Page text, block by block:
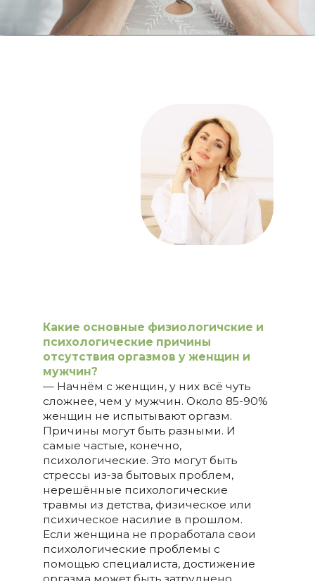
Какие основные физиологичские и
психологические причины
отсутствия оргазмов у женщин и
мужчин?
— Начнём с женщин, у них всё чуть
сложнее, чем у мужчин. Около 85-90%
женщин не испытывают оргазм.
Причины могут быть разными. И
самые частые, конечно,
психологические. Это могут быть
стрессы из-за бытовых проблем,
нерешённые психологические
травмы из детства, физическое или
психическое насилие в прошлом.
Если женщина не проработала свои
психологические проблемы с
помощью специалиста, достижение